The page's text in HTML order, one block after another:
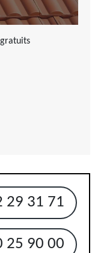
29 31 71
25 90 00